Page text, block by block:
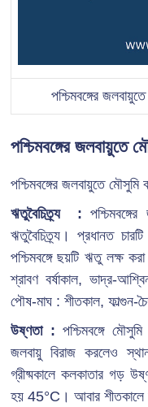
পশ্চিমবঙ্গের
পশ্চিমবঙ্গের জলবায়ুতে
পশ্চিমবঙ্গের জলবায়ুতে
ঋতুবৈচিত্র্য :
ঋতুবৈচিত্র্য। প্রধানত
পশ্চিমবঙ্গে ছয়টি ঋতু লক্ষ
শ্রাবণ বর্ষাকাল, ভাদ্র-
পৌষ-মাঘ : শীতকাল, ফাল্গুন-
উষ্ণতা :পশ্চিমবঙ্গে
জলবায়ু বিরাজ করলেও
গ্রীষ্মকালে কলকাতার গড়
হয় 45°C। আবার